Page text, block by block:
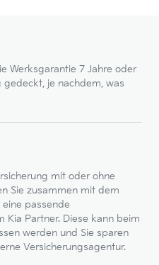
Werksgarantie 7 Jahre oder
gedeckt, je nachdem, was
mit oder ohne
Sie zusammen mit dem
passende
Kia Partner. Diese kann beim
werden und Sie sparen
Versicherungsagentur.